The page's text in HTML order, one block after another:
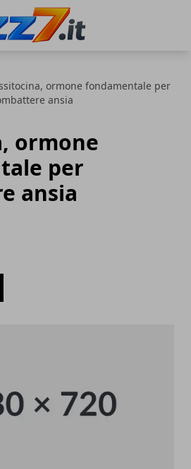
ormone fondamentale per
ansia
ormone
per
ansia